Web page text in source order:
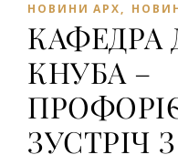
НОВИНИ АРХ,
КАФЕДРА
КНУБА –
ЗУСТРІЧ